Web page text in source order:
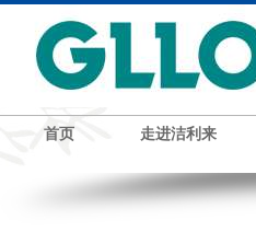
首页 走进洁利来